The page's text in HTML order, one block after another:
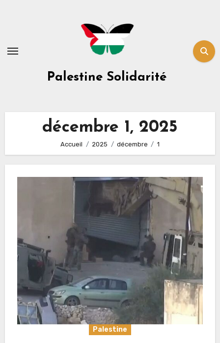
Palestine Solidarité
décembre 1, 2025
Accueil 2025 décembre 1
Palestine